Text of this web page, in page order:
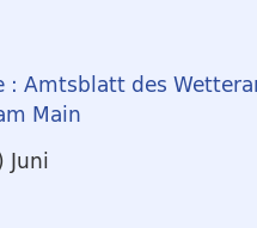
: Amtsblatt des
Main